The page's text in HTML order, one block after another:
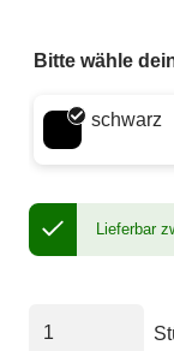
Bitte wähle
Wähle eine Farbe
schwarz
Lieferbar